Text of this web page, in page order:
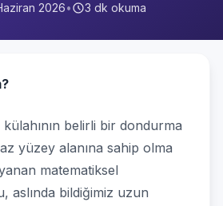
2026• 3 dk okuma
belirli bir dondurma
yüzey alanına sahip olma
matematiksel
aslında bildiğimiz uzun